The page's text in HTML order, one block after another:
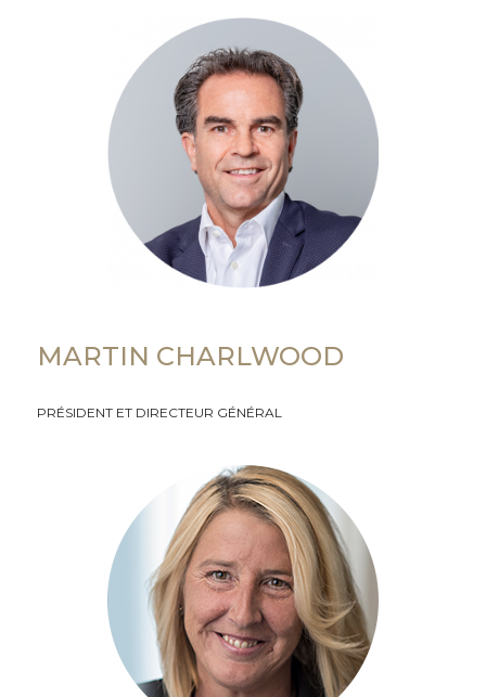
MARTIN CHARLWOOD
PRÉSIDENT ET DIRECTEUR GÉNÉRAL